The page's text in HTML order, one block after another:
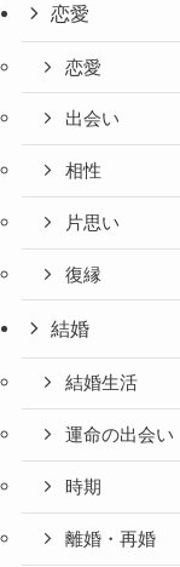
恋愛
恋愛
出会い
相性
片思い
復縁
結婚
結婚生活
運命の出会い
時期
離婚・再婚